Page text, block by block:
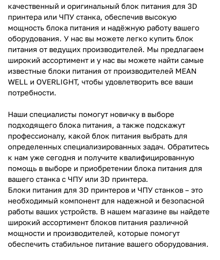
качественный и оригинальный блок питания для 3D
принтера или ЧПУ станка, обеспечив высокую
мощность блока питания и надёжную работу вашего
оборудования. У нас вы можете легко купить блок
питания от ведущих производителей. Мы предлагаем
широкий ассортимент и у нас вы можете найти самые
известные блоки питания от производителей MEAN
WELL и OVERLIGHT, чтобы удовлетворить все ваши
потребности.
Наши специалисты помогут новичку в выборе
подходящего блока питания, а также подскажут
профессионалу, какой блок питания выбрать для
определенных специализированных задач. Обратитесь
к нам уже сегодня и получите квалифицированную
помощь в выборе и приобретении блока питания для
вашего станка с ЧПУ или 3D принтера.
Блоки питания для 3D принтеров и ЧПУ станков – это
необходимый компонент для надежной и безопасной
работы ваших устройств. В нашем магазине вы найдете
широкий ассортимент блоков питания различной
мощности и производителей, которые помогут
обеспечить стабильное питание вашего оборудования.